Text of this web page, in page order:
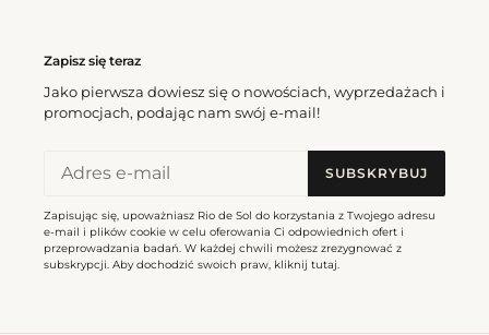
Zapisz się teraz
Jako pierwsza dowiesz się o nowościach, wyprzedażach i
promocjach, podając nam swój e-mail!
SUBSKRYBUJ
Zapisując się, upoważniasz Rio de Sol do korzystania z Twojego adresu
e-mail i plików cookie w celu oferowania Ci odpowiednich ofert i
przeprowadzania badań. W każdej chwili możesz zrezygnować z
subskrypcji. Aby dochodzić swoich praw, kliknij tutaj.